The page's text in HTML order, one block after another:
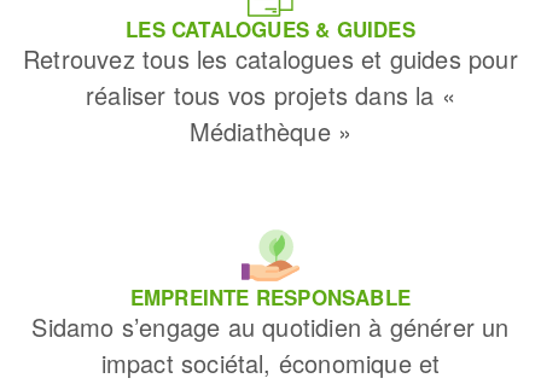
LES CATALOGUES & GUIDES
Retrouvez tous les catalogues et guides pour
réaliser tous vos projets dans la «
Médiathèque »
EMPREINTE RESPONSABLE
Sidamo s’engage au quotidien à générer un
impact sociétal, économique et